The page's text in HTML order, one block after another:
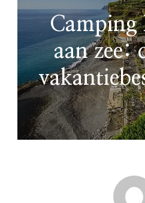
Camping
aan zee: